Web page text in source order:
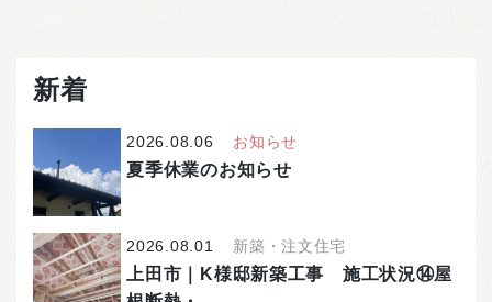
新着
2026.08.06 お知らせ
夏季休業のお知らせ
2026.08.01 新築・注文住宅
上田市｜K様邸新築工事 施工状況⑭屋